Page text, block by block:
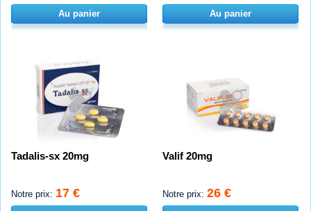
Au panier Au panier
Tadalis-sx 20mg
Notre prix: 17 €
Valif 20mg
Notre prix: 26 €